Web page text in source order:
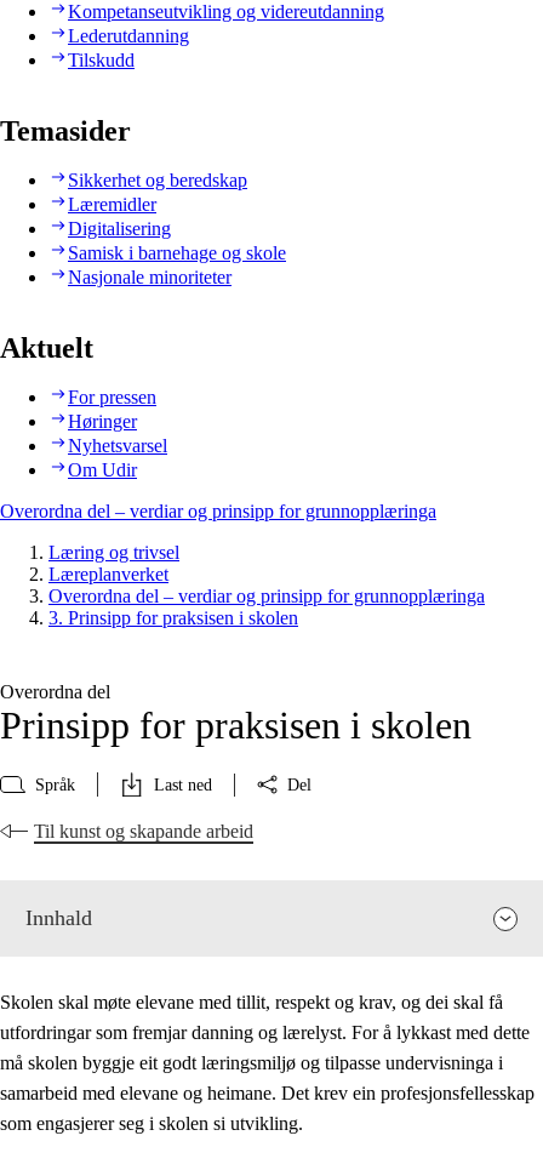
Kompetanseutvikling og videreutdanning
Lederutdanning
Tilskudd
Temasider
Sikkerhet og beredskap
Læremidler
Digitalisering
Samisk i barnehage og skole
Nasjonale minoriteter
Aktuelt
For pressen
Høringer
Nyhetsvarsel
Om Udir
Overordna del – verdiar og prinsipp for grunnopplæringa
Læring og trivsel
Læreplanverket
Overordna del – verdiar og prinsipp for grunnopplæringa
3. Prinsipp for praksisen i skolen
Overordna del
Prinsipp for praksisen i skolen
Språk Last ned Del
Til kunst og skapande arbeid
Innhald
Skolen skal møte elevane med tillit, respekt og krav, og dei skal få
utfordringar som fremjar danning og lærelyst. For å lykkast med dette
må skolen byggje eit godt læringsmiljø og tilpasse undervisninga i
samarbeid med elevane og heimane. Det krev ein profesjonsfellesskap
som engasjerer seg i skolen si utvikling.